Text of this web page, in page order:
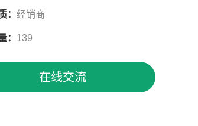
： 经销商
： 139
在线交流